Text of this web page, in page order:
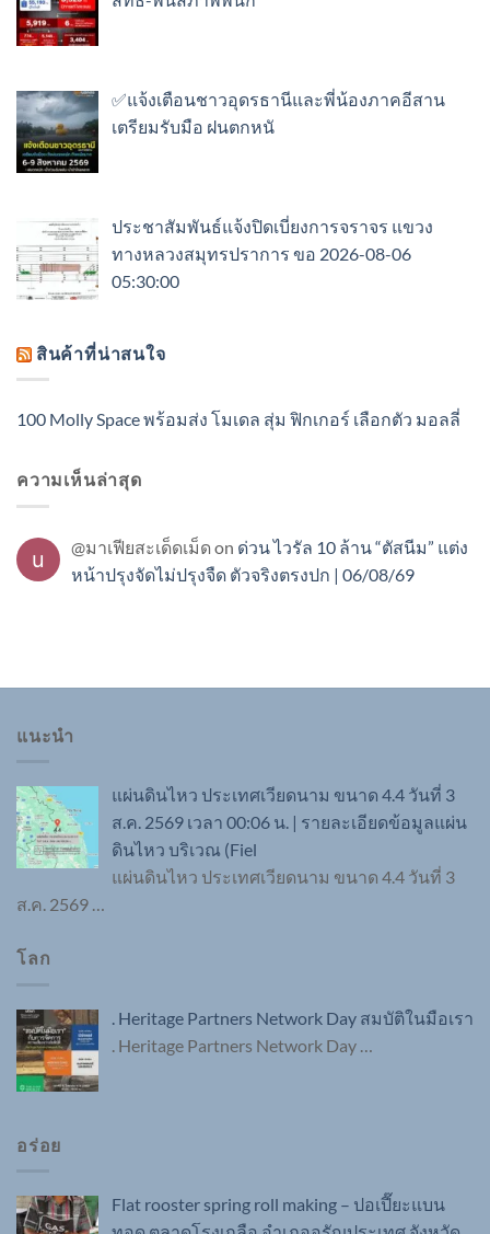
✅แจ้งเตือนชาวอุดรธานีและพี่น้องภาคอีสาน
เตรียมรับมือ ฝนตกหนั
ประชาสัมพันธ์แจ้งปิดเบี่ยงการจราจร แขวง
ทางหลวงสมุทรปราการ ขอ 2026-08-06
05:30:00
สินค้าที่น่าสนใจ
100 Molly Space พร้อมส่ง โมเดล สุ่ม ฟิกเกอร์ เลือกตัว มอลลี่
ความเห็นล่าสุด
@มาเฟียสะเด็ดเม็ด on ด่วน ไวรัล 10 ล้าน “ตัสนีม” แต่ง
หน้าปรุงจัดไม่ปรุงจืด ตัวจริงตรงปก | 06/08/69
แนะนำ
แผ่นดินไหว ประเทศเวียดนาม ขนาด 4.4 วันที่ 3
ส.ค. 2569 เวลา 00:06 น. | รายละเอียดข้อมูลแผ่น
ดินไหว บริเวณ (Fiel
แผ่นดินไหว ประเทศเวียดนาม ขนาด 4.4 วันที่ 3
ส.ค. 2569 …
โลก
. Heritage Partners Network Day สมบัติในมือเรา
. Heritage Partners Network Day
อร่อย
Flat rooster spring roll making – ปอเปี๊ยะแบน